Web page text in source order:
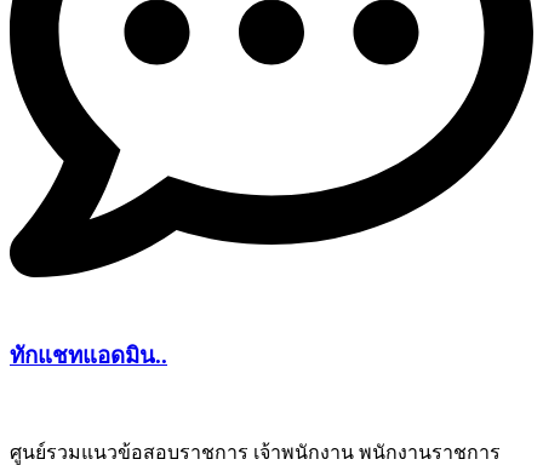
ทักแชทแอดมิน..
ศูนย์รวมแนวข้อสอบราชการ เจ้าพนักงาน พนักงานราชการ